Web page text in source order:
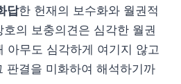
답한 헌재의 보수화와 월권적
의 보충의견은 심각한 월권
아무도 심각하게 여기지 않고
판결을 미화하여 해석하기까